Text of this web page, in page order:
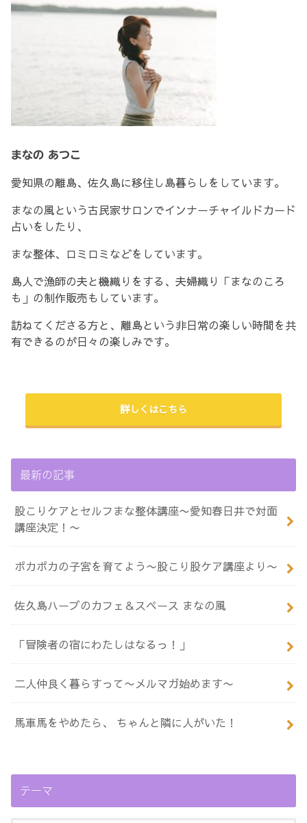
まなの あつこ
愛知県の離島、佐久島に移住し島暮らしをしています。
まなの風という古民家サロンでインナーチャイルドカード
占いをしたり、
まな整体、ロミロミなどをしています。
島人で漁師の夫と機織りをする、夫婦織り「まなのころ
も」の制作販売もしています。
訪ねてくださる方と、離島という非日常の楽しい時間を共
有できるのが日々の楽しみです。
詳しくはこちら
最新の記事
股こりケアとセルフまな整体講座〜愛知春日井で対面
講座決定！〜
ポカポカの子宮を育てよう〜股こり股ケア講座より〜
佐久島ハーブのカフェ＆スペース まなの風
「冒険者の宿にわたしはなるっ！」
二人仲良く暮らすって〜メルマガ始めます〜
馬車馬をやめたら、 ちゃんと隣に人がいた！
テーマ